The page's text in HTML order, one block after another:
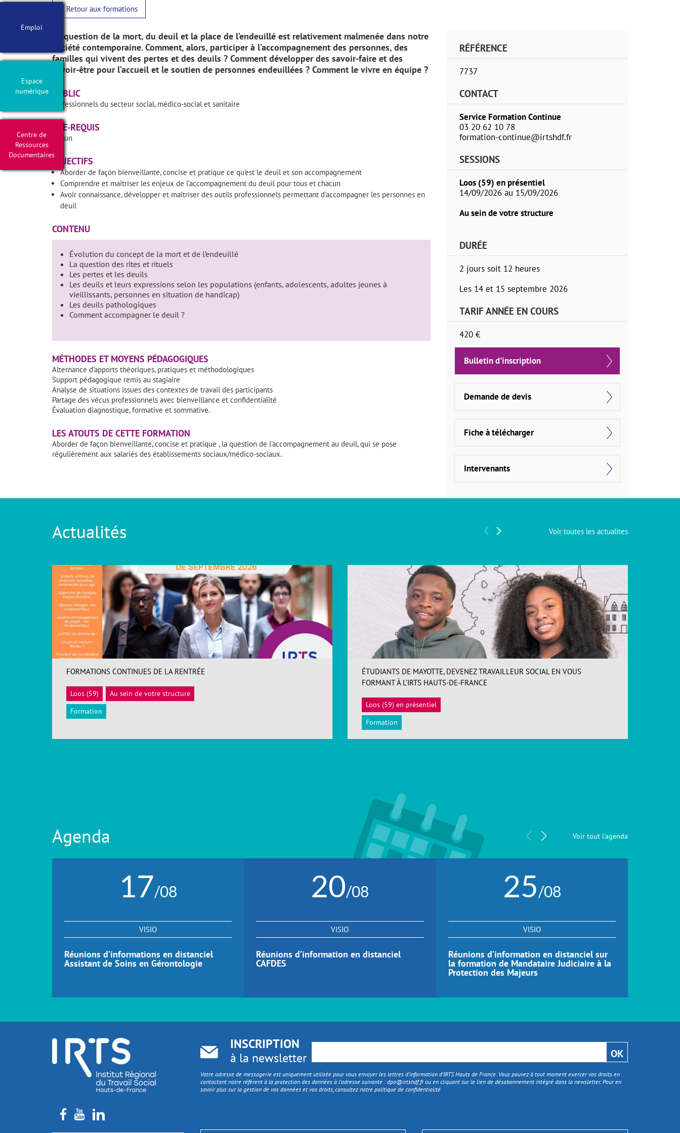
Emploi
Espace
numérique
Centre de
Ressources
Documentaires
< Retour aux formations
La question de la mort, du deuil et la place de l’endeuillé est relativement malmenée dans notre
société contemporaine. Comment, alors, participer à l’accompagnement des personnes, des
familles qui vivent des pertes et des deuils ? Comment développer des savoir-faire et des
savoir-être pour l’accueil et le soutien de personnes endeuillées ? Comment le vivre en équipe ?
PUBLIC
Professionnels du secteur social, médico-social et sanitaire
PRE-REQUIS
Aucun
OBJECTIFS
Aborder de façon bienveillante, concise et pratique ce qu’est le deuil et son accompagnement
Comprendre et maîtriser les enjeux de l’accompagnement du deuil pour tous et chacun
Avoir connaissance, développer et maîtriser des outils professionnels permettant d’accompagner les personnes en
deuil
CONTENU
Évolution du concept de la mort et de l’endeuillé
La question des rites et rituels
Les pertes et les deuils
Les deuils et leurs expressions selon les populations (enfants, adolescents, adultes jeunes à
vieillissants, personnes en situation de handicap)
Les deuils pathologiques
Comment accompagner le deuil ?
MÉTHODES ET MOYENS PÉDAGOGIQUES
Alternance d’apports théoriques, pratiques et méthodologiques
Support pédagogique remis au stagiaire
Analyse de situations issues des contextes de travail des participants
Partage des vécus professionnels avec bienveillance et confidentialité
Évaluation diagnostique, formative et sommative.
LES ATOUTS DE CETTE FORMATION
Aborder de façon bienveillante, concise et pratique , la question de l’accompagnement au deuil, qui se pose
régulièrement aux salariés des établissements sociaux/médico-sociaux.
RÉFÉRENCE
7737
CONTACT
Service Formation Continue
03 20 62 10 78
formation-continue@irtshdf.fr
SESSIONS
Loos (59) en présentiel
14/09/2026 au 15/09/2026
Au sein de votre structure
DURÉE
2 jours soit 12 heures
Les 14 et 15 septembre 2026
TARIF ANNÉE EN COURS
420 €
Bulletin d'inscription
Demande de devis
Fiche à télécharger
Intervenants
Actualités Voir toutes les actualites
ACCÉDER
FORMATIONS CONTINUES DE LA RENTRÉE
Loos (59)
Au sein de votre structure
Formation
ÉTUDIANTS DE MAYOTTE, DEVENEZ TRAVAILLEUR SOCIAL EN VOUS
FORMANT À L’IRTS HAUTS-DE-FRANCE
Loos (59) en présentiel
Formation
Agenda Voir tout l'agenda
17/08
VISIO
Réunions d’informations en distanciel
Assistant de Soins en Gérontologie
20/08
VISIO
Réunions d’information en distanciel
CAFDES
25/08
VISIO
Réunions d’information en distanciel sur
la formation de Mandataire Judiciaire à la
Protection des Majeurs
INSCRIPTION
à la newsletter
Votre adresse de messagerie est uniquement utilisée pour vous envoyer les lettres d'information d’IRTS Hauts de France. Vous pouvez à tout moment exercer vos droits en
contactant notre référent à la protection des données à l’adresse suivante :dpo@irtshdf.frou en cliquant sur le lien de désabonnement intégré dans la newsletter. Pour en
savoir plus sur la gestion de vos données et vos droits, consultez notre politique de confidentialité